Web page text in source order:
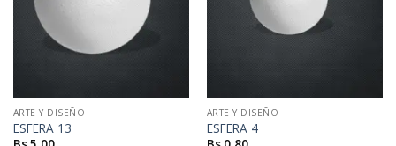
ARTE Y DISEÑO
ESFERA 13
ARTE Y DISEÑO
ESFERA 4